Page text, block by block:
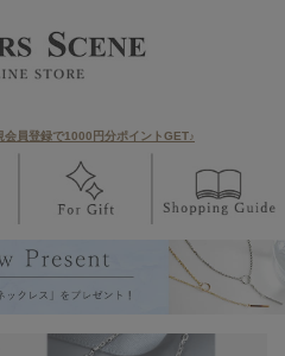
員登録で1000円分ポイントGET♪